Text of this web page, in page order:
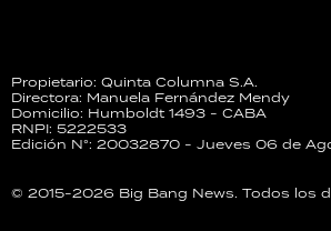
Propietario: Quinta Columna S.A.
Directora: Manuela Fernández Mendy
Domicilio: Humboldt 1493 - CABA
RNPI: 5222533
Edición N°: 20032870 - Jueves 06 de
© 2015-2026 Big Bang News. Todos los